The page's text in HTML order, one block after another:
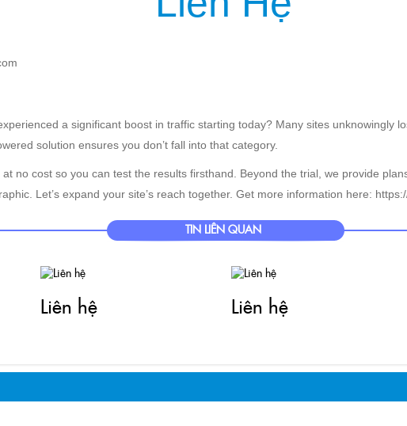
GIỚI THIỆU
a significant boost in traffic starting today? Many sites
solution ensures you don’t fall into that category.
no cost so you can test the results firsthand. Beyond the trial, we provide
Let’s expand your site’s reach together. Get more information here:
TIN LIÊN QUAN
Liên hệ Liên hệ